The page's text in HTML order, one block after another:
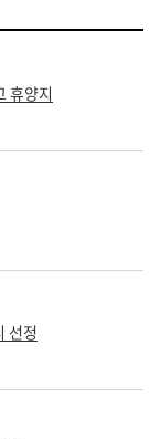
휴양지
선정